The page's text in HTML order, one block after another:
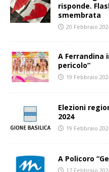
risponde.
smembrata
20 Febbraio
A Ferrandina
pericolo”
19 Febbraio
Elezioni
2024
19 Febbraio
A Policoro
17 Febbraio